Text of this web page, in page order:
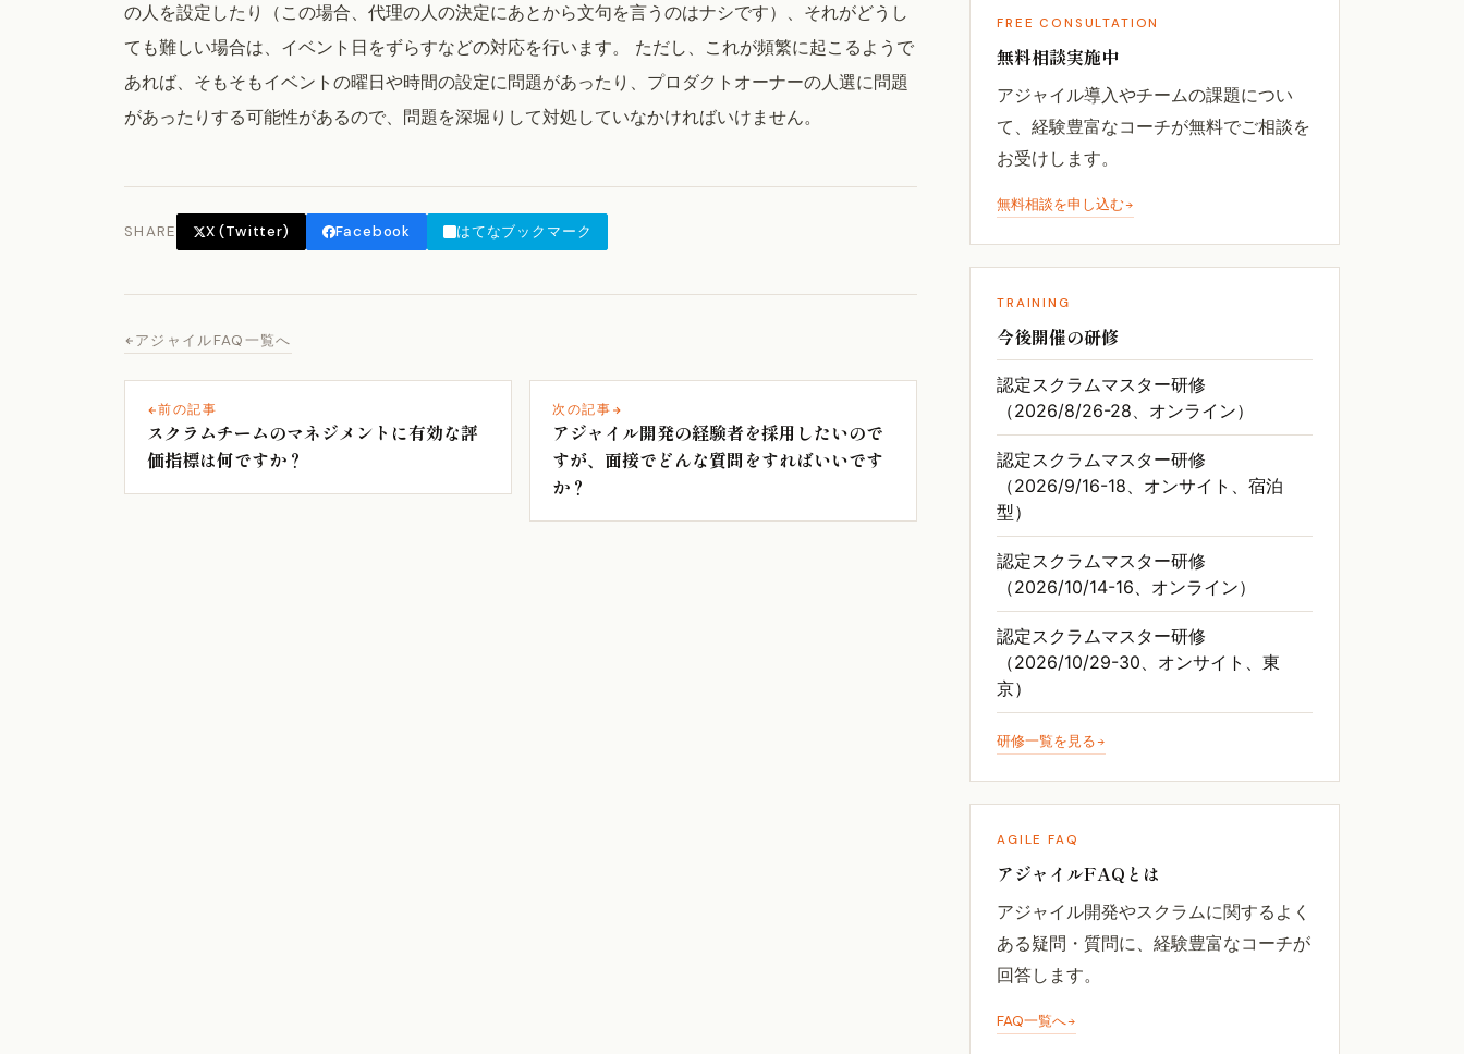
の人を設定したり（この場合、代理の人の決定にあとから文句を言うのはナシです）、それがどうし
ても難しい場合は、イベント日をずらすなどの対応を行います。 ただし、これが頻繁に起こるようで
あれば、そもそもイベントの曜日や時間の設定に問題があったり、プロダクトオーナーの人選に問題
があったりする可能性があるので、問題を深堀りして対処していなかければいけません。
SHARE X (Twitter) Facebook はてなブックマーク
アジャイルFAQ一覧へ
前の記事
スクラムチームのマネジメントに有効な評
価指標は何ですか？
次の記事
アジャイル開発の経験者を採用したいので
すが、面接でどんな質問をすればいいです
か？
FREE CONSULTATION
無料相談実施中
アジャイル導入やチームの課題につい
て、経験豊富なコーチが無料でご相談を
お受けします。
無料相談を申し込む
TRAINING
今後開催の研修
認定スクラムマスター研修
（2026/8/26-28、オンライン）
認定スクラムマスター研修
（2026/9/16-18、オンサイト、宿泊
型）
認定スクラムマスター研修
（2026/10/14-16、オンライン）
認定スクラムマスター研修
（2026/10/29-30、オンサイト、東
京）
研修一覧を見る
AGILE FAQ
アジャイルFAQとは
アジャイル開発やスクラムに関するよく
ある疑問・質問に、経験豊富なコーチが
回答します。
FAQ一覧へ